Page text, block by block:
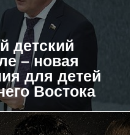
детский
– новая
для детей
Востока